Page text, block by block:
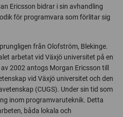
Ericsson bidrar i sin avhandling
för programvara som förlitar sig
från Olofström, Blekinge.
arbetat vid Växjö universitet på en
2002 antogs Morgan Ericsson till
vid Växjö universitet och den
(CUGS). Under sin tid som
inom programvaruteknik. Detta
båda lokala och